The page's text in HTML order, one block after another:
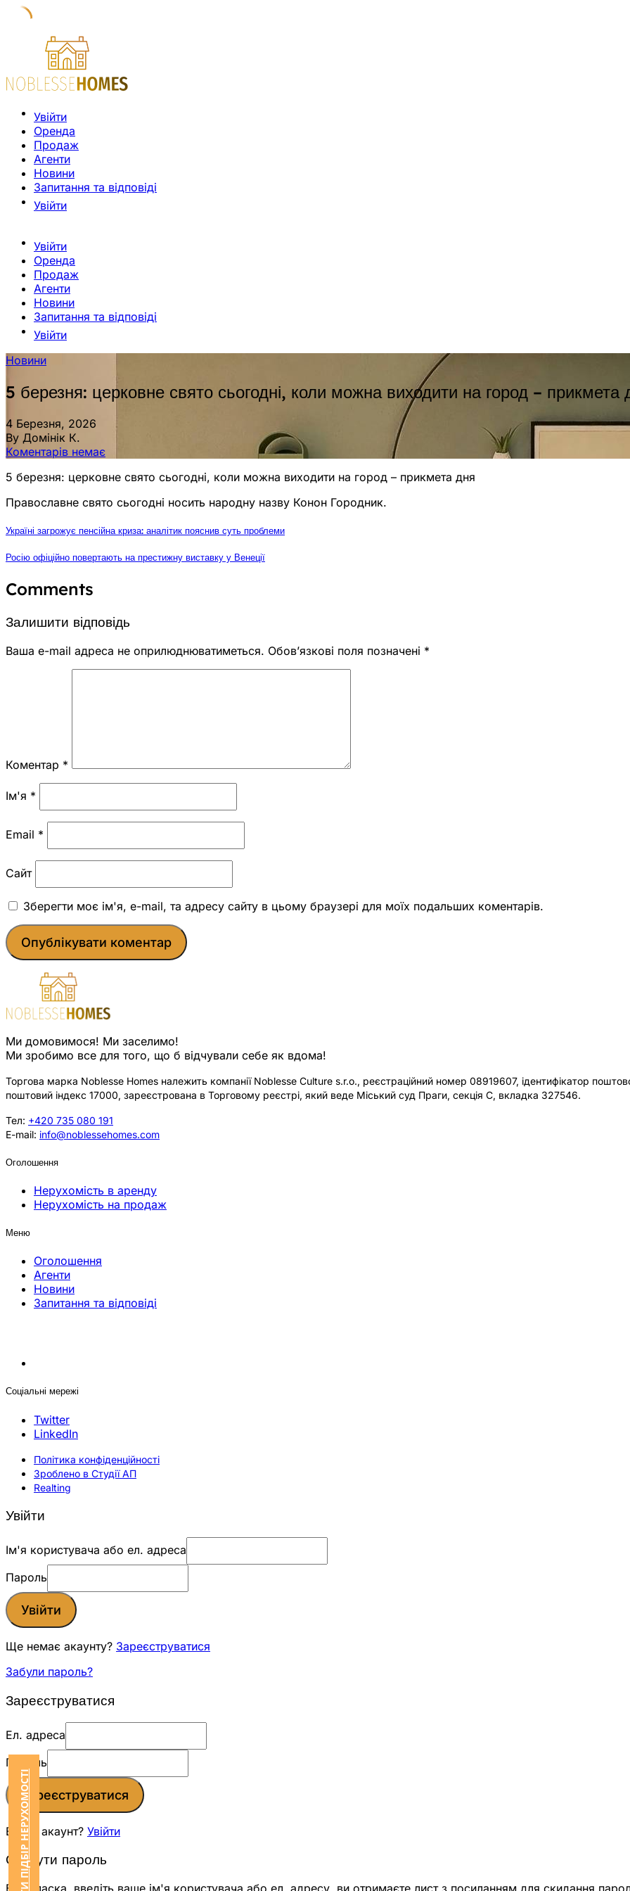
Увійти
Оренда
Продаж
Агенти
Новини
Запитання та відповіді
Увійти
Увійти
Оренда
Продаж
Агенти
Новини
Запитання та відповіді
Увійти
Новини
5 березня: церковне свято сьогодні, коли можна виходити на город – прикмета
4 Березня, 2026
By Домінік К.
Коментарів немає
5 березня: церковне свято сьогодні, коли можна виходити на город – прикмета дня
Православне свято сьогодні носить народну назву Конон Городник.
Україні загрожує пенсійна криза: аналітик пояснив суть проблеми
Росію офіційно повертають на престижну виставку у Венеції
Comments
Залишити відповідь
Ваша e-mail адреса не оприлюднюватиметься. Обов’язкові поля позначені *
Коментар *
Ім'я *
Email *
Сайт
Зберегти моє ім'я, e-mail, та адресу сайту в цьому браузері для моїх подальших коментарів.
Ми домовимося! Ми заселимо!
Ми зробимо все для того, що б відчували себе як вдома!
Торгова марка Noblesse Homes належить компанії Noblesse Culture s.r.o., реєстраційний номер 08919607, ідентифікатор
поштовий індекс 17000, зареєстрована в Торговому реєстрі, який веде Міський суд Праги, секція C, вкладка 327546.
Тел: +420 735 080 191
E-mail: info@noblessehomes.com
Оголошення
Нерухомість в аренду
Нерухомість на продаж
Меню
Оголошення
Агенти
Новини
Запитання та відповіді
Соціальні мережі
Twitter
LinkedIn
Політика конфіденційності
Зроблено в Студії АП
Realting
ЗАМОВИТИ ПІДБІР НЕРУХОМОСТІ
Увійти
Ім'я користувача або ел. адреса
Пароль
Увійти
Ще немає акаунту? Зареєструватися
Забули пароль?
Зареєструватися
Ел. адреса
Пароль
Зареєструватися
Вже є акаунт? Увійти
Скинути пароль
Будь ласка, введіть ваше ім'я користувача або ел. адресу, ви отримаєте лист з посиланням для скидання